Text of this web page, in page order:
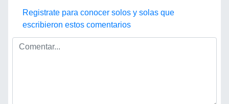
Registrate para conocer solos y solas que
escribieron estos comentarios